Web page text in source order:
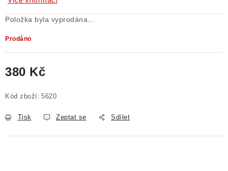
Položka byla vyprodána…
Prodáno
380 Kč
Kód zboží: 5620
Tisk Zeptat se Sdílet